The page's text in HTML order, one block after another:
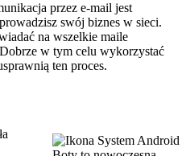
przez e-mail jest
swój biznes w sieci.
na wszelkie maile
w tym celu wykorzystać
ten proces.